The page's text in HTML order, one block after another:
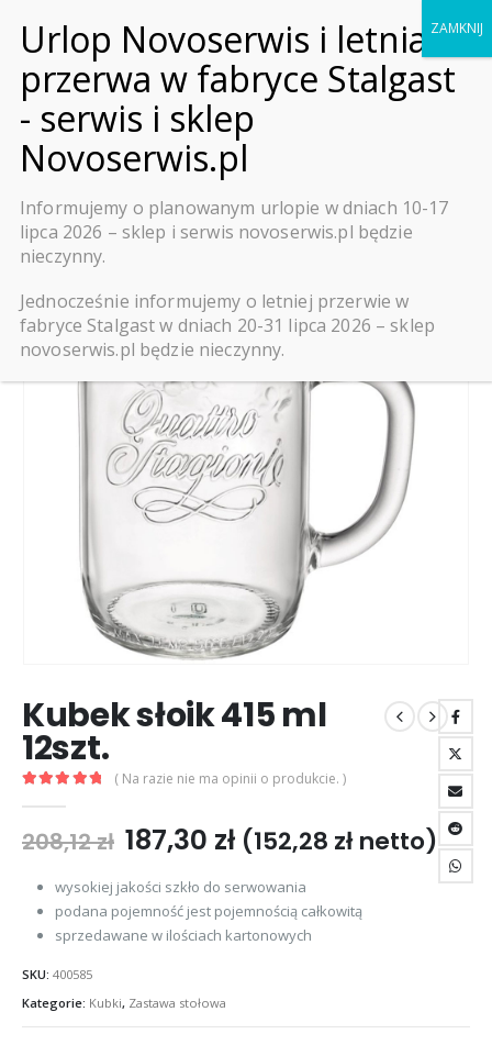
0
SKLEP ZASTAWA STOŁOWA
-10%
Kubek słoik 415 ml
12szt.
( Na razie nie ma opinii o produkcie. )
208,12zł 187,30 zł (152,28 złnetto)
wysokiej jakości szkło do serwowania
podana pojemność jest pojemnością całkowitą
sprzedawane w ilościach kartonowych
SKU: 400585
Kategorie: Kubki, Zastawa stołowa
Informujemy o planowanym urlopie w dniach 10-17
lipca 2026 – sklep i serwis novoserwis.pl będzie
nieczynny.
Jednocześnie informujemy o letniej przerwie w
fabryce Stalgast w dniach 20-31 lipca 2026 – sklep
novoserwis.pl będzie nieczynny.